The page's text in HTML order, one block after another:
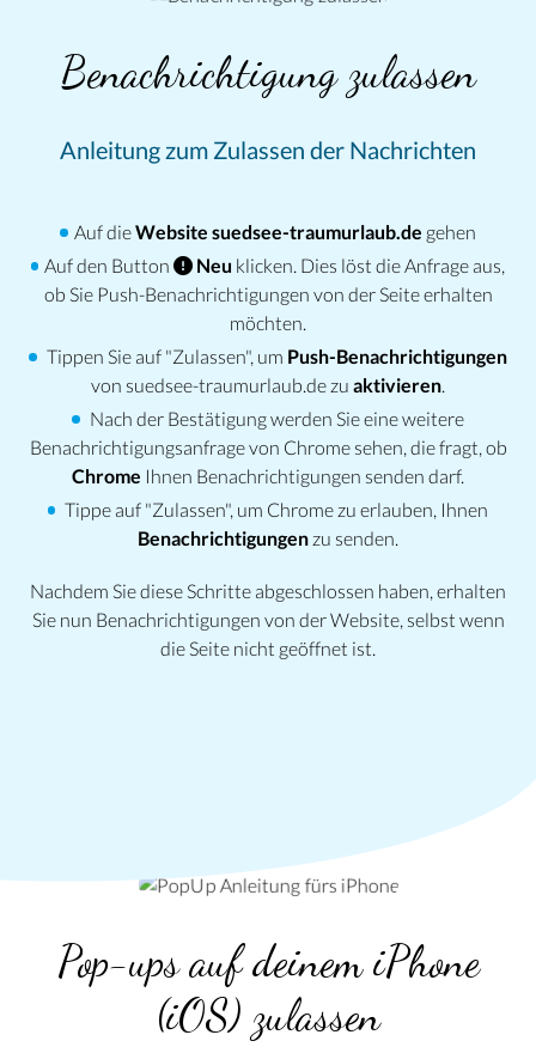
Benachrichtigung zulassen
Anleitung zum Zulassen der Nachrichten
Auf dieWebsite suedsee-traumurlaub.de gehen
Auf den Button
Neu klicken. Dies löst die Anfrage aus,
ob Sie Push-Benachrichtigungen von der Seite erhalten
möchten.
Tippen Sie auf "Zulassen", um Push-Benachrichtigungen
von suedsee-traumurlaub.de zu aktivieren
Nach der Bestätigung werden Sie eine weitere
Benachrichtigungsanfrage von Chrome sehen, die fragt, ob
Chrome Ihnen Benachrichtigungen senden darf.
Tippe auf "Zulassen", um Chrome zu erlauben, Ihnen
Benachrichtigungen zu senden.
Nachdem Sie diese Schritte abgeschlossen haben, erhalten
Sie nun Benachrichtigungen von der Website, selbst wenn
die Seite nicht geöffnet ist.
Pop-ups auf deinem iPhone
(iOS) zulassen